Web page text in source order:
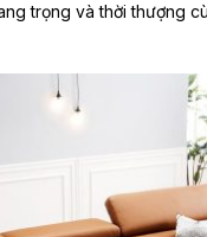
trọng và thời thượng